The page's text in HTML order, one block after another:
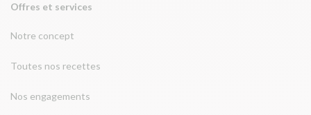
Offres et services
Notre concept
Toutes nos recettes
Nos engagements